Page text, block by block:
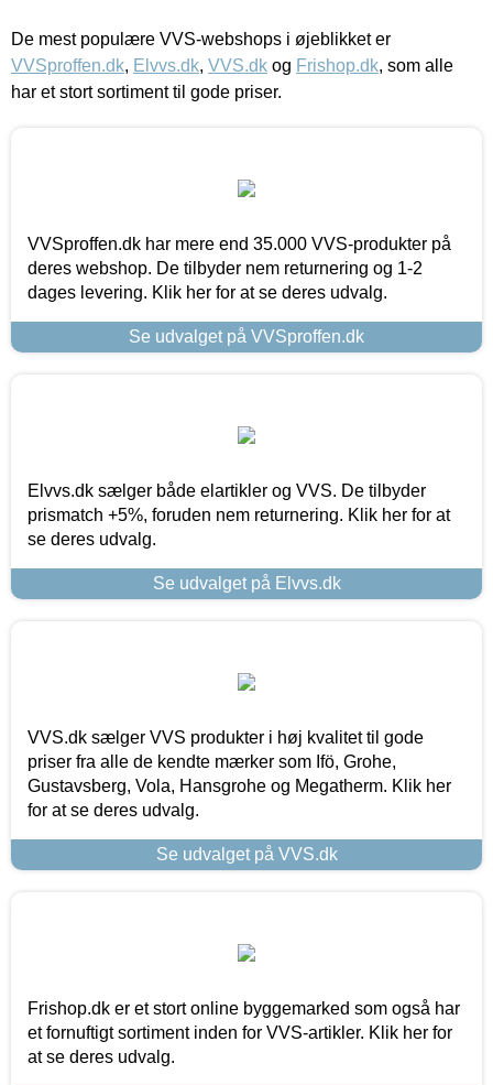
De mest populære VVS-webshops i øjeblikket er
VVSproffen.dk, Elvvs.dk, VVS.dk og Frishop.dk, som alle
har et stort sortiment til gode priser.
VVSproffen.dk har mere end 35.000 VVS-produkter på
deres webshop. De tilbyder nem returnering og 1-2
dages levering. Klik her for at se deres udvalg.
Se udvalget på VVSproffen.dk
Elvvs.dk sælger både elartikler og VVS. De tilbyder
prismatch +5%, foruden nem returnering. Klik her for at
se deres udvalg.
Se udvalget på Elvvs.dk
VVS.dk sælger VVS produkter i høj kvalitet til gode
priser fra alle de kendte mærker som Ifö, Grohe,
Gustavsberg, Vola, Hansgrohe og Megatherm. Klik her
for at se deres udvalg.
Se udvalget på VVS.dk
Frishop.dk er et stort online byggemarked som også har
et fornuftigt sortiment inden for VVS-artikler. Klik her for
at se deres udvalg.